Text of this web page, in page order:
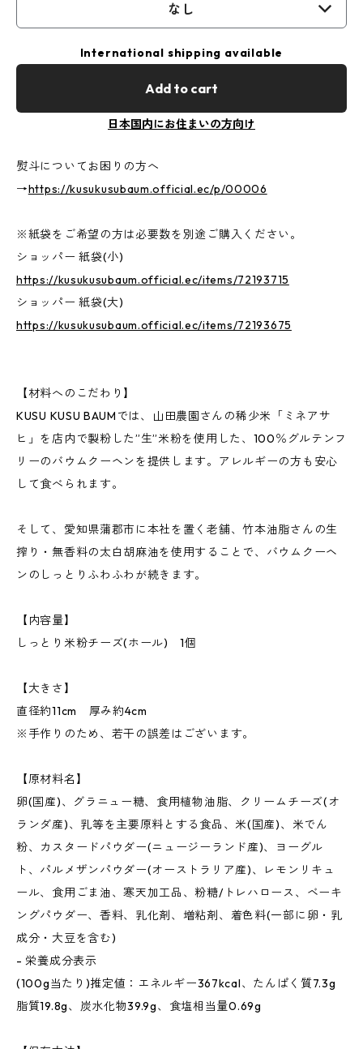
なし
International shipping available
Add to cart
日本国内にお住まいの方向け
熨斗についてお困りの方へ
→https://kusukusubaum.official.ec/p/00006
※紙袋をご希望の方は必要数を別途ご購入ください。
ショッパー 紙袋(小)
https://kusukusubaum.official.ec/items/72193715
ショッパー 紙袋(大)
https://kusukusubaum.official.ec/items/72193675
【材料へのこだわり】
KUSU KUSU BAUMでは、山田農園さんの稀少米「ミネアサ
ヒ」を店内で製粉した”生”米粉を使用した、100％グルテンフ
リーのバウムクーヘンを提供します。アレルギーの方も安心
して食べられます。
そして、愛知県蒲郡市に本社を置く老舗、竹本油脂さんの生
搾り・無香料の太白胡麻油を使用することで、バウムクーヘ
ンのしっとりふわふわが続きます。
【内容量】
しっとり米粉チーズ(ホール) 1個
【大きさ】
直径約11cm 厚み約4cm
※手作りのため、若干の誤差はございます。
【原材料名】
卵(国産)、グラニュー糖、食用植物油脂、クリームチーズ(オ
ランダ産)、乳等を主要原料とする食品、米(国産)、米でん
粉、カスタードパウダー(ニュージーランド産)、ヨーグル
ト、パルメザンパウダー(オーストラリア産)、レモンリキュ
ール、食用ごま油、寒天加工品、粉糖/トレハロース、ベーキ
ングパウダー、香料、乳化剤、増粘剤、着色料(一部に卵・乳
成分・大豆を含む)
- 栄養成分表示
(100g当たり)推定値：エネルギー367kcal、たんぱく質7.3g
脂質19.8g、炭水化物39.9g、食塩相当量0.69g